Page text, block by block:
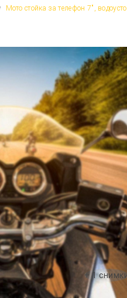
Мото стойка за телефон 7",
+ 1